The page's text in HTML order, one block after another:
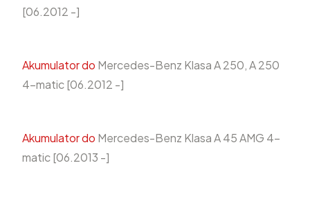
[06.2012 -]
Akumulator do Mercedes-Benz Klasa A 250, A 250
4-matic [06.2012 -]
Akumulator do Mercedes-Benz Klasa A 45 AMG 4-
matic [06.2013 -]